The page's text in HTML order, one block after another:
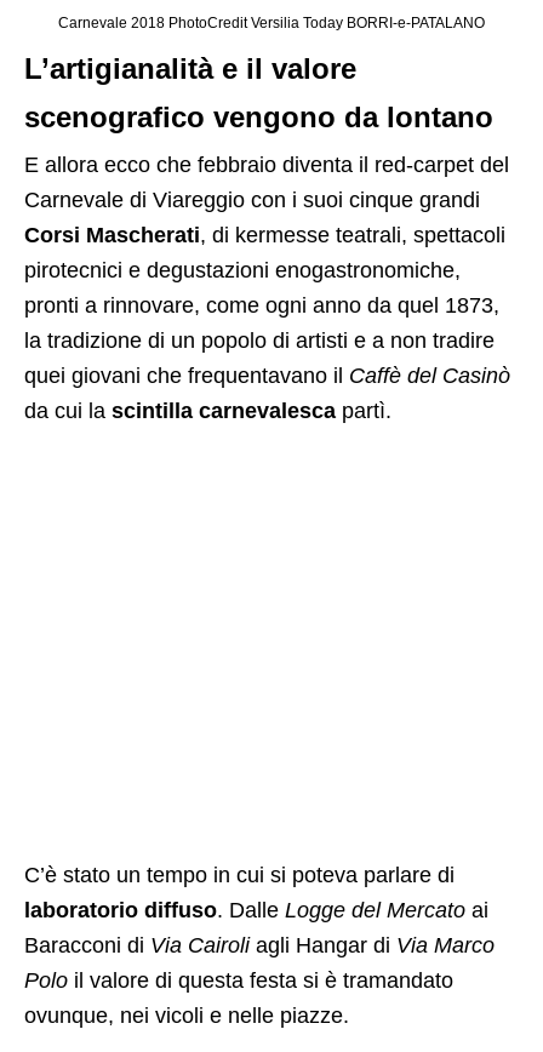
Carnevale 2018 PhotoCredit Versilia Today BORRI-e-PATALANO
L’artigianalità e il valore
scenografico vengono da lontano
E allora ecco che febbraio diventa il red-carpet del
Carnevale di Viareggio con i suoi cinque grandi
Corsi Mascherati, di kermesse teatrali, spettacoli
pirotecnici e degustazioni enogastronomiche,
pronti a rinnovare, come ogni anno da quel 1873,
la tradizione di un popolo di artisti e a non tradire
quei giovani che frequentavano il Caffè del Casinò
da cui la scintilla carnevalesca partì.
C’è stato un tempo in cui si poteva parlare di
laboratorio diffuso. Dalle Logge del Mercato ai
Baracconi di Via Cairoliagli Hangar di Via Marco
Polo il valore di questa festa si è tramandato
ovunque, nei vicoli e nelle piazze.